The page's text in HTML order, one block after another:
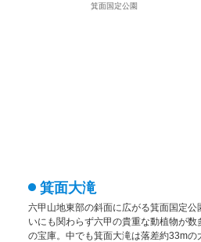
箕面国定公園
箕面大滝
六甲山地東部の斜面に広がる箕面国定公
いにも関わらず六甲の貴重な動植物が数
の宝庫。中でも箕面大滝は落差約33mの